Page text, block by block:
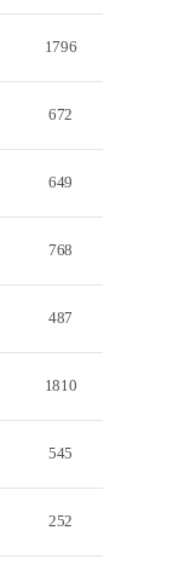
1796
672
649
768
487
1810
545
252